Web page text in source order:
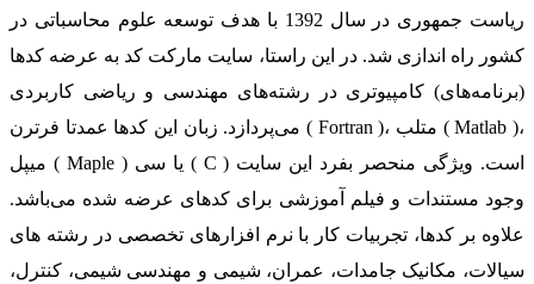
ریاست جمهوری در سال 1392 با هدف توسعه علوم محاسباتی در
کشور راه اندازی شد. در این راستا، سایت مارکت کد به عرضه کدها
(برنامه‌های) کامپیوتری در رشته‌های مهندسی و ریاضی کاربردی
می‌پردازد. زبان این کدها عمدتا فرترن ( Fortran )، متلب ( Matlab )،
میپل ( Maple ) یا سی ( C ) است. ویژگی منحصر بفرد این سایت
وجود مستندات و فیلم آموزشی برای کدهای عرضه شده می‌باشد.
علاوه بر کدها، تجربیات کار با نرم افزارهای تخصصی در رشته های
سیالات، مکانیک جامدات، عمران، شیمی و مهندسی شیمی، کنترل،